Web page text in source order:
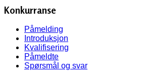
Konkurranse
Påmelding
Introduksjon
Kvalifisering
Påmeldte
Spørsmål og svar